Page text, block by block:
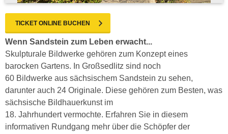
TICKET ONLINE BUCHEN
Wenn Sandstein zum Leben erwacht...
Skulpturale Bildwerke gehören zum Konzept eines
barocken Gartens. In Großsedlitz sind noch
60 Bildwerke aus sächsischem Sandstein zu sehen,
darunter auch 24 Originale. Diese gehören zum Besten, was
sächsische Bildhauerkunst im
18. Jahrhundert vermochte. Erfahren Sie in diesem
informativen Rundgang mehr über die Schöpfer der